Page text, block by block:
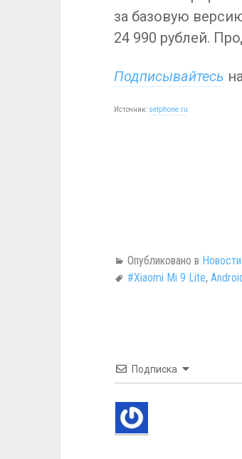
за базовую
24 990 рублей.
Подписывайтесь
Источник: setphone.ru
Опубликовано в Новости
#Xiaomi Mi 9 Lite,
Подписка